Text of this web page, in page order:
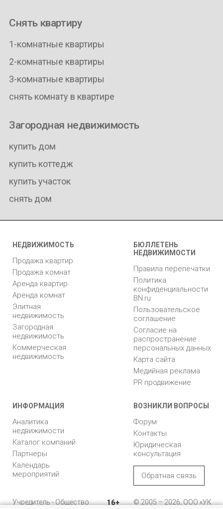
Снять квартиру
1-комнатные квартиры
2-комнатные квартиры
3-комнатные квартиры
снять комнату в квартире
Загородная недвижимость
купить дом
купить коттедж
купить участок
снять дом
НЕДВИЖИМОСТЬ
Продажа квартир
Продажа комнат
Аренда квартир
Аренда комнат
Элитная
недвижимость
Загородная
недвижимость
Коммерческая
недвижимость
БЮЛЛЕТЕНЬ
НЕДВИЖИМОСТИ
Правила перепечатки
Политика
конфиденциальности
BN.ru
Пользовательское
соглашение
Согласие на
распространение
персональных данных
Карта сайта
Медийная реклама
PR продвижение
ИНФОРМАЦИЯ
Аналитика
недвижимости
Каталог компаний
Партнеры
Календарь
мероприятий
ВОЗНИКЛИ ВОПРОСЫ
Форум
Контакты
Юридическая
консультация
Обратная связь
Учредитель - Общество
16+
© 2005 – 2026, ООО «УК